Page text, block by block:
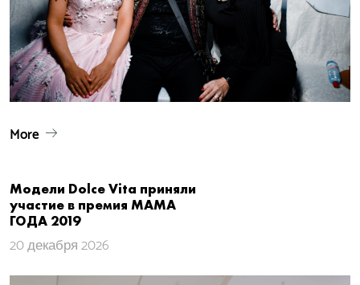
More
Модели Dolce Vita приняли
участие в премия МАМА
ГОДА 2019
20 декабря 2026